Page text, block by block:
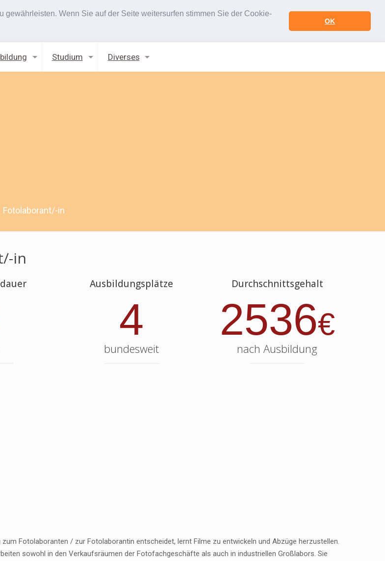
Wenn Sie auf der Seite weitersurfen stimmen Sie der Cookie-
OK
Studium Diverses
Fotolaborant/-in
in
Ausbildungsplätze
4
bundesweit
Durchschnittsgehalt
2536€
nach Ausbildung
Fotolaboranten / zur Fotolaborantin entscheidet, lernt Filme zu entwickeln und Abzüge herzustellen.
sowohl in den Verkaufsräumen der Fotofachgeschäfte als auch in industriellen Großlabors. Sie